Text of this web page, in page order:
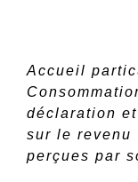
Accueil
déclaration
sur le revenu
perçues par